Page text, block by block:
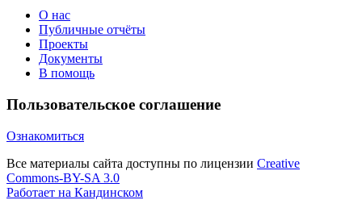
О нас
Публичные отчёты
Проекты
Документы
В помощь
Пользовательское соглашение
Ознакомиться
Все материалы сайта доступны по лицензии Creative
Commons-BY-SA 3.0
Работает на Кандинском